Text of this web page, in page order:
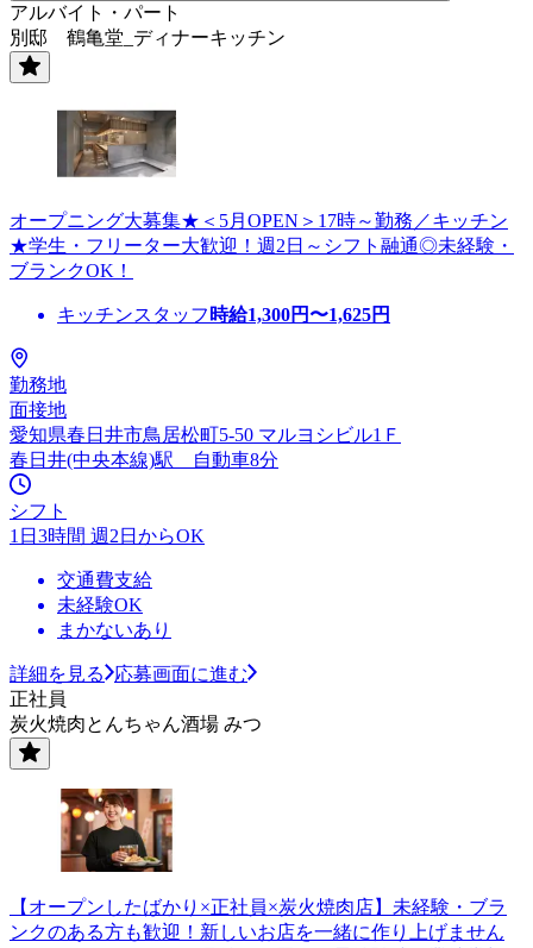
アルバイト・パート
別邸 鶴亀堂_ディナーキッチン
オープニング大募集★＜5月OPEN＞17時～勤務／キッチン
★学生・フリーター大歓迎！週2日～シフト融通◎未経験・
ブランクOK！
キッチンスタッフ 時給1,300円〜1,625円
勤務地
面接地
愛知県春日井市鳥居松町5-50 マルヨシビル1Ｆ
春日井(中央本線)駅 自動車8分
シフト
1日3時間 週2日からOK
交通費支給
未経験OK
まかないあり
詳細を見る
応募画面に進む
正社員
炭火焼肉とんちゃん酒場 みつ
【オープンしたばかり×正社員×炭火焼肉店】未経験・ブラ
ンクのある方も歓迎！新しいお店を一緒に作り上げません